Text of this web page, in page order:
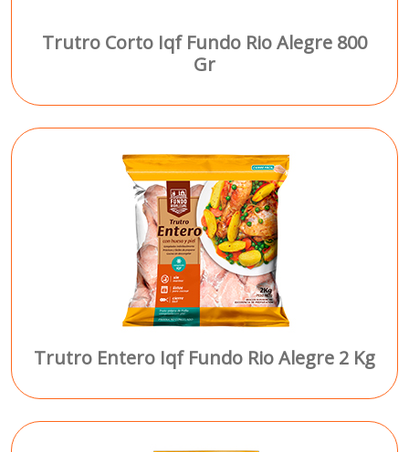
Trutro Corto Iqf Fundo Rio Alegre 800
Gr
Trutro Entero Iqf Fundo Rio Alegre 2 Kg